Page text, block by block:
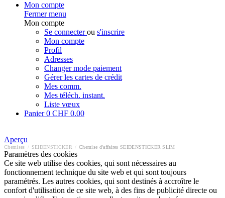
Mon compte
Fermer menu
Mon compte
Se connecterou s'inscrire
Mon compte
Profil
Adresses
Changer mode paiement
Gérer les cartes de crédit
Mes comm.
Mes téléch. instant.
Liste vœux
Panier0 CHF 0.00
Aperçu
Chemises SEIDENSTICKER Chemise d'affaires SEIDENSTICKER SLIM
Paramètres des cookies
Ce site web utilise des cookies, qui sont nécessaires au
fonctionnement technique du site web et qui sont toujours
paramétrés. Les autres cookies, qui sont destinés à accroître le
confort d'utilisation de ce site web, à des fins de publicité directe ou